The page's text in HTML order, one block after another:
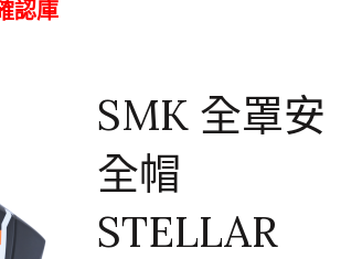
認庫
SMK 全罩安
全帽
STELLAR